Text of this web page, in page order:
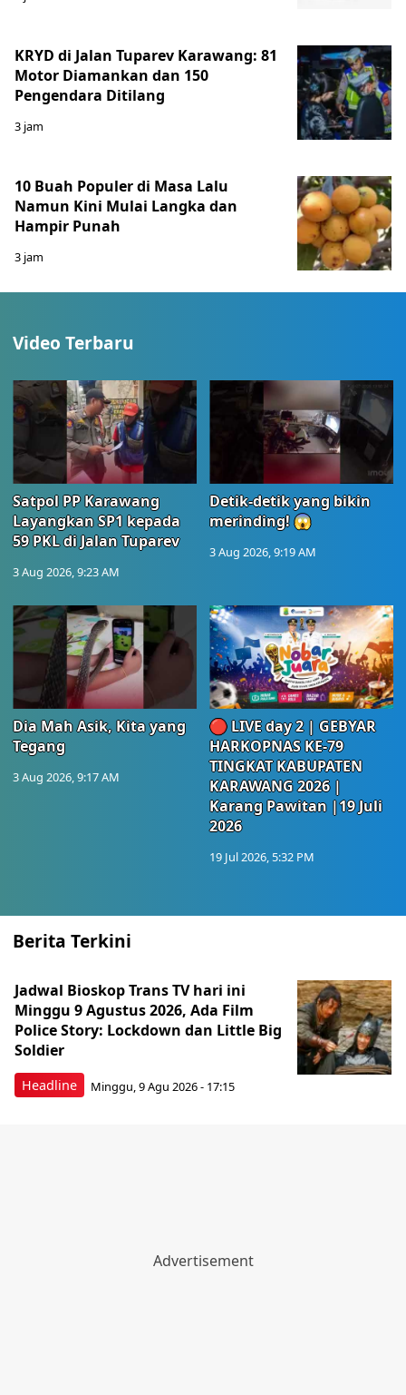
KRYD di Jalan Tuparev Karawang: 81
Motor Diamankan dan 150
Pengendara Ditilang
3 jam
10 Buah Populer di Masa Lalu
Namun Kini Mulai Langka dan
Hampir Punah
3 jam
Video Terbaru
Satpol PP Karawang
Layangkan SP1 kepada
59 PKL di Jalan Tuparev
3 Aug 2026, 9:23 AM
Detik-detik yang bikin
merinding! 😱
3 Aug 2026, 9:19 AM
Dia Mah Asik, Kita yang
Tegang
3 Aug 2026, 9:17 AM
🔴 LIVE day 2 | GEBYAR
HARKOPNAS KE-79
TINGKAT KABUPATEN
KARAWANG 2026 |
Karang Pawitan |19 Juli
2026
19 Jul 2026, 5:32 PM
Berita Terkini
Headline
Jadwal Bioskop Trans TV hari ini
Minggu 9 Agustus 2026, Ada Film
Police Story: Lockdown dan Little Big
Soldier
Minggu, 9 Agu 2026 - 17:15